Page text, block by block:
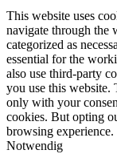
This website uses
navigate through the
categorized as
essential for the
also use third-party
you use this website.
only with your
cookies. But opting
browsing experience.
Notwendig